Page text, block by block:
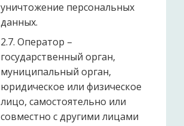
уничтожение персональных
данных.
2.7. Оператор –
государственный орган,
муниципальный орган,
юридическое или физическое
лицо, самостоятельно или
совместно с другими лицами